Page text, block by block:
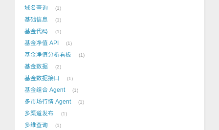
域名查询 1
基础信息 1
基金代码 1
基金净值 API 1
基金净值分析看板 1
基金数据 2
基金数据接口 1
基金组合 Agent 1
多市场行情 Agent 1
多渠道发布 1
多维查询 1